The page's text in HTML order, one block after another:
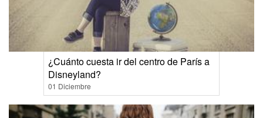
¿Cuánto cuesta ir del centro de París a
Disneyland?
01 Diciembre